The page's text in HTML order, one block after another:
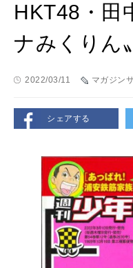
HKT48・田
ナみくりん
2022/03/11 マガジン
シェアする